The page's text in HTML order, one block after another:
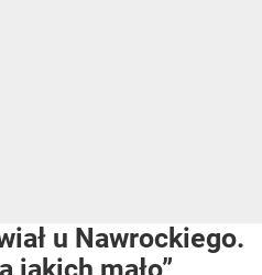
u Nawrockiego.